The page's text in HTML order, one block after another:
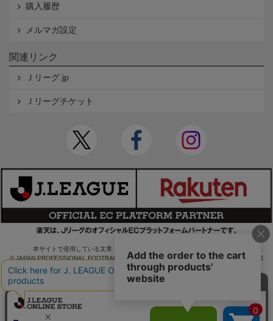
購入履歴
メルマガ設定
関連リンク
Ｊリーグ.jp
Ｊリーグチケット
本サイトで使用している文章・画像等の無断での複製・転載を禁止します。
© JAPAN PROFESSIONAL FOOTBALL LEAGUE Rakuten Group, Inc. ALL RIGHTS RE
SERVED.